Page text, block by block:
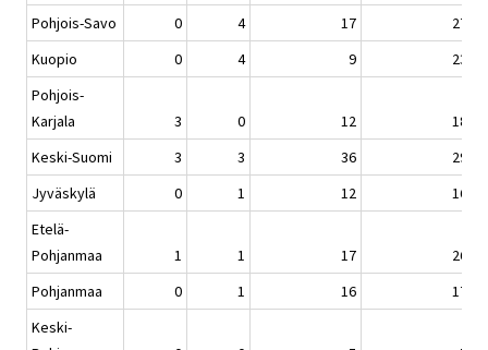
Pohjois-Savo
0 4 17
27
Kuopio
0 4 9
23
Pohjois-
Karjala
3 0 12
18
Keski-Suomi
3 3 36
29
Jyväskylä
0 1 12
16
Etelä-
Pohjanmaa
1 1 17
26
Pohjanmaa
0 1 16
17
Keski-